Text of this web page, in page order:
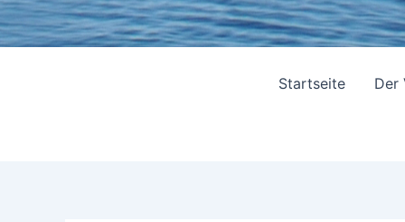
Startseite Der